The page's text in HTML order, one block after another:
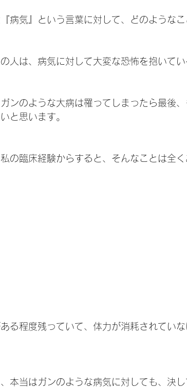
病気』という言葉に対して、どのような
人は、病気に対して大変な恐怖を抱いてい
ンのような大病は罹ってしまったら最後
と思います。
の臨床経験からすると、そんなことは全く
る程度残っていて、体力が消耗されてい
本当はガンのような病気に対しても、決